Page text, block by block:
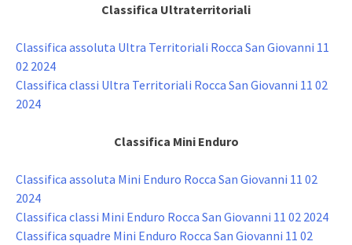
Classifica Ultraterritoriali
Classifica assoluta Ultra Territoriali Rocca San Giovanni 11
02 2024
Classifica classi Ultra Territoriali Rocca San Giovanni 11 02
2024
Classifica Mini Enduro
Classifica assoluta Mini Enduro Rocca San Giovanni 11 02
2024
Classifica classi Mini Enduro Rocca San Giovanni 11 02 2024
Classifica squadre Mini Enduro Rocca San Giovanni 11 02